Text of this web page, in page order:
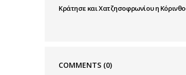
Κράτησε και Χατζησοφρωνίου η
COMMENTS (0)